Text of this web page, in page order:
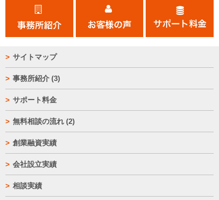
サイトマップ
事務所紹介 (3)
サポート料金
無料相談の流れ (2)
創業融資実績
会社設立実績
相談実績